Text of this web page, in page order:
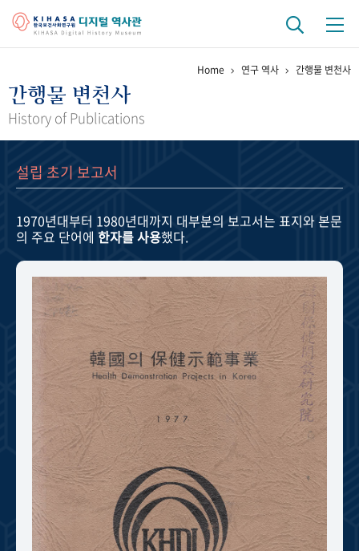
걸어온 길 기관 변천사
정책과 연구 키워드로 보는 연구 역사
연구자들
기록물 아카이브
사진 아카이브 문서 기록물 행정박물 영상 기록물
주년 기념
성과 50선 숫자로 보는 50년 50+1주년 광장
세계와 함께 한 KIHASA
VR 역사관
Home 연구 역사 간행물 변천사
간행물 변천사
History of Publications
설립 초기 보고서
1970년대부터 1980년대까지 대부분의 보고서는 표지와 본문
의 주요 단어에 한자를 사용했다.